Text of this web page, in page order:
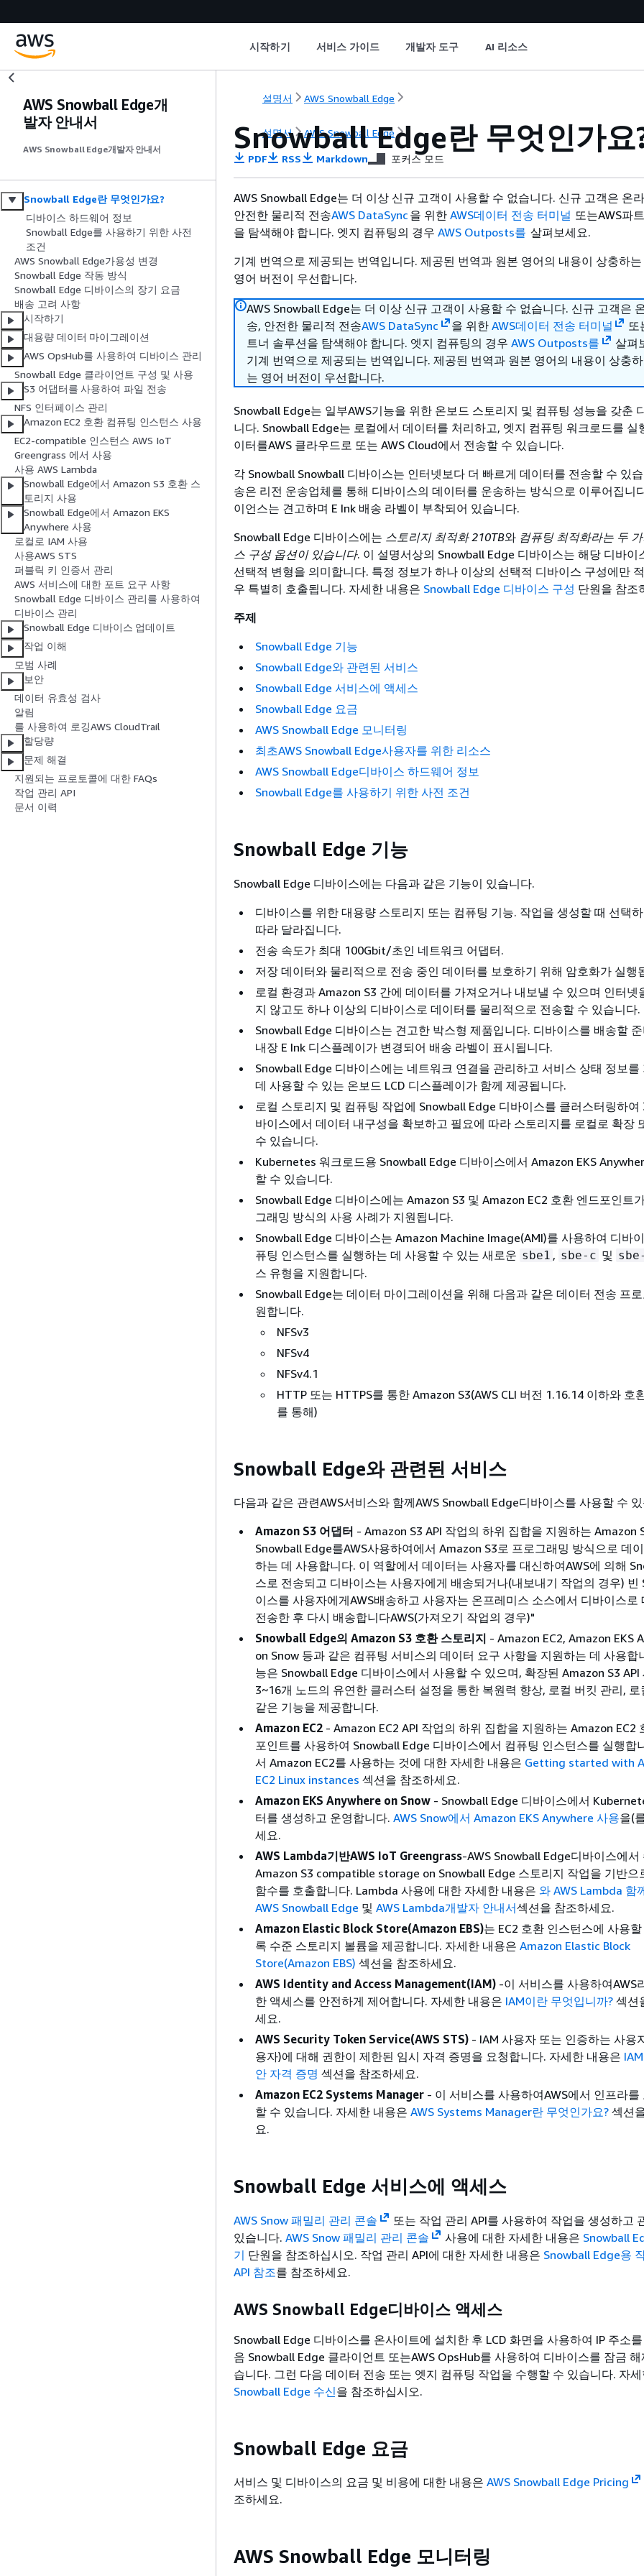
시작하기 서비스 가이드 개발자 도구 AI 리소스
AWS Snowball Edge개
발자 안내서
AWS Snowball Edge개발자 안내서
Snowball Edge란 무엇인가요?
디바이스 하드웨어 정보
Snowball Edge를 사용하기 위한 사전
조건
AWS Snowball Edge가용성 변경
Snowball Edge 작동 방식
Snowball Edge 디바이스의 장기 요금
배송 고려 사항
시작하기
대용량 데이터 마이그레이션
AWS OpsHub를 사용하여 디바이스 관리
Snowball Edge 클라이언트 구성 및 사용
S3 어댑터를 사용하여 파일 전송
NFS 인터페이스 관리
Amazon EC2 호환 컴퓨팅 인스턴스 사용
EC2-compatible 인스턴스 AWS IoT
Greengrass 에서 사용
사용 AWS Lambda
Snowball Edge에서 Amazon S3 호환 스
토리지 사용
Snowball Edge에서 Amazon EKS
Anywhere 사용
로컬로 IAM 사용
사용AWS STS
퍼블릭 키 인증서 관리
AWS 서비스에 대한 포트 요구 사항
Snowball Edge 디바이스 관리를 사용하여
디바이스 관리
Snowball Edge 디바이스 업데이트
작업 이해
모범 사례
보안
데이터 유효성 검사
알림
를 사용하여 로깅AWS CloudTrail
할당량
문제 해결
지원되는 프로토콜에 대한 FAQs
작업 관리 API
문서 이력
설명서 AWS Snowball Edge
설명서 AWS Snowball Edge
Snowball Edge란 무엇인가요
PDF RSS Markdown 포커스 모드
AWS Snowball Edge는 더 이상 신규 고객이 사용할 수 없습니다. 신규 고객은 온
안전한 물리적 전송AWS DataSync 을 위한 AWS데이터 전송 터미널 또는AWS파
을 탐색해야 합니다. 엣지 컴퓨팅의 경우 AWS Outposts를 살펴보세요.
기계 번역으로 제공되는 번역입니다. 제공된 번역과 원본 영어의 내용이 상충하
영어 버전이 우선합니다.
AWS Snowball Edge는 더 이상 신규 고객이 사용할 수 없습니다. 신규 고객은
송, 안전한 물리적 전송AWS DataSync 을 위한 AWS데이터 전송 터미널
또
트너 솔루션을 탐색해야 합니다. 엣지 컴퓨팅의 경우 AWS Outposts를
살펴
기계 번역으로 제공되는 번역입니다. 제공된 번역과 원본 영어의 내용이 상충
는 영어 버전이 우선합니다.
Snowball Edge는 일부AWS기능을 위한 온보드 스토리지 및 컴퓨팅 성능을 갖춘
니다. Snowball Edge는 로컬에서 데이터를 처리하고, 엣지 컴퓨팅 워크로드를 실
이터를AWS 클라우드로 또는 AWS Cloud에서 전송할 수 있습니다.
각 Snowball Snowball 디바이스는 인터넷보다 더 빠르게 데이터를 전송할 수 있
송은 리전 운송업체를 통해 디바이스의 데이터를 운송하는 방식으로 이루어집니
이언스는 견고하며 E Ink 배송 라벨이 부착되어 있습니다.
Snowball Edge 디바이스에는 스토리지 최적화 210TB와 컴퓨팅 최적화라는 두
스 구성 옵션이 있습니다. 이 설명서상의 Snowball Edge 디바이스는 해당 디바이
선택적 변형을 의미합니다. 특정 정보가 하나 이상의 선택적 디바이스 구성에만
우 특별히 호출됩니다. 자세한 내용은 Snowball Edge 디바이스 구성 단원을 참조
주제
Snowball Edge 기능
Snowball Edge와 관련된 서비스
Snowball Edge 서비스에 액세스
Snowball Edge 요금
AWS Snowball Edge 모니터링
최초AWS Snowball Edge사용자를 위한 리소스
AWS Snowball Edge디바이스 하드웨어 정보
Snowball Edge를 사용하기 위한 사전 조건
Snowball Edge 기능
Snowball Edge 디바이스에는 다음과 같은 기능이 있습니다.
디바이스를 위한 대용량 스토리지 또는 컴퓨팅 기능. 작업을 생성할 때 선택
따라 달라집니다.
전송 속도가 최대 100Gbit/초인 네트워크 어댑터.
저장 데이터와 물리적으로 전송 중인 데이터를 보호하기 위해 암호화가 실행
로컬 환경과 Amazon S3 간에 데이터를 가져오거나 내보낼 수 있으며 인터넷
지 않고도 하나 이상의 디바이스로 데이터를 물리적으로 전송할 수 있습니다.
Snowball Edge 디바이스는 견고한 박스형 제품입니다. 디바이스를 배송할
내장 E Ink 디스플레이가 변경되어 배송 라벨이 표시됩니다.
Snowball Edge 디바이스에는 네트워크 연결을 관리하고 서비스 상태 정보를
데 사용할 수 있는 온보드 LCD 디스플레이가 함께 제공됩니다.
로컬 스토리지 및 컴퓨팅 작업에 Snowball Edge 디바이스를 클러스터링하여
바이스에서 데이터 내구성을 확보하고 필요에 따라 스토리지를 로컬로 확장
수 있습니다.
Kubernetes 워크로드용 Snowball Edge 디바이스에서 Amazon EKS
할 수 있습니다.
Snowball Edge 디바이스에는 Amazon S3 및 Amazon EC2 호환 엔드포인트
그래밍 방식의 사용 사례가 지원됩니다.
Snowball Edge 디바이스는 Amazon Machine Image(AMI)를 사용하여 디바
퓨팅 인스턴스를 실행하는 데 사용할 수 있는 새로운 sbe1 , sbe-c 및
스 유형을 지원합니다.
Snowball Edge는 데이터 마이그레이션을 위해 다음과 같은 데이터 전송 프
원합니다.
NFSv3
NFSv4
NFSv4.1
HTTP 또는 HTTPS를 통한 Amazon S3(AWS CLI 버전 1.16.14 이하와 호
를 통해)
Snowball Edge와 관련된 서비스
다음과 같은 관련AWS서비스와 함께AWS Snowball Edge디바이스를 사용할 수
Amazon S3 어댑터 - Amazon S3 API 작업의 하위 집합을 지원하는 Amazon
Snowball Edge를AWS사용하여에서 Amazon S3로 프로그래밍 방식으로 데
하는 데 사용합니다. 이 역할에서 데이터는 사용자를 대신하여AWS에 의해
스로 전송되고 디바이스는 사용자에게 배송되거나(내보내기 작업의 경우) 빈
이스를 사용자에게AWS배송하고 사용자는 온프레미스 소스에서 디바이스로
전송한 후 다시 배송합니다AWS(가져오기 작업의 경우)"
Snowball Edge의 Amazon S3 호환 스토리지 - Amazon EC2, Amazon EKS
on Snow 등과 같은 컴퓨팅 서비스의 데이터 요구 사항을 지원하는 데 사용합
능은 Snowball Edge 디바이스에서 사용할 수 있으며, 확장된 Amazon S3 API
3~16개 노드의 유연한 클러스터 설정을 통한 복원력 향상, 로컬 버킷 관리,
같은 기능을 제공합니다.
Amazon EC2 - Amazon EC2 API 작업의 하위 집합을 지원하는 Amazon EC2
포인트를 사용하여 Snowball Edge 디바이스에서 컴퓨팅 인스턴스를 실행합
서 Amazon EC2를 사용하는 것에 대한 자세한 내용은 Getting started with
EC2 Linux instances 섹션을 참조하세요.
Amazon EKS Anywhere on Snow - Snowball Edge 디바이스에서
터를 생성하고 운영합니다. AWS Snow에서 Amazon EKS Anywhere 사용을(
세요.
AWS Lambda기반AWS IoT Greengrass-AWS Snowball Edge디바이스에서
Amazon S3 compatible storage on Snowball Edge 스토리지 작업을 기반으
함수를 호출합니다. Lambda 사용에 대한 자세한 내용은 와 AWS Lambda 함
AWS Snowball Edge 및 AWS Lambda개발자 안내서섹션을 참조하세요.
Amazon Elastic Block Store(Amazon EBS)는 EC2 호환 인스턴스에 사용
록 수준 스토리지 볼륨을 제공합니다. 자세한 내용은 Amazon Elastic Block
Store(Amazon EBS) 섹션을 참조하세요.
AWS Identity and Access Management(IAM) -이 서비스를 사용하여AWS
한 액세스를 안전하게 제어합니다. 자세한 내용은 IAM이란 무엇입니까? 섹션
세요.
AWS Security Token Service(AWS STS) - IAM 사용자 또는 인증하는 사용
용자)에 대해 권한이 제한된 임시 자격 증명을 요청합니다. 자세한 내용은
안 자격 증명 섹션을 참조하세요.
Amazon EC2 Systems Manager - 이 서비스를 사용하여AWS에서 인프라를
할 수 있습니다. 자세한 내용은 AWS Systems Manager란 무엇인가요? 섹션
요.
Snowball Edge 서비스에 액세스
AWS Snow 패밀리 관리 콘솔
또는 작업 관리 API를 사용하여 작업을 생성하고
있습니다. AWS Snow 패밀리 관리 콘솔 사용에 대한 자세한 내용은 Snowball
기 단원을 참조하십시오. 작업 관리 API에 대한 자세한 내용은 Snowball Edge용
API 참조를 참조하세요.
AWS Snowball Edge디바이스 액세스
Snowball Edge 디바이스를 온사이트에 설치한 후 LCD 화면을 사용하여 IP 주소
음 Snowball Edge 클라이언트 또는AWS OpsHub를 사용하여 디바이스를 잠금 해
습니다. 그런 다음 데이터 전송 또는 엣지 컴퓨팅 작업을 수행할 수 있습니다. 자
Snowball Edge 수신을 참조하십시오.
Snowball Edge 요금
서비스 및 디바이스의 요금 및 비용에 대한 내용은 AWS Snowball Edge Pricing
조하세요.
AWS Snowball Edge 모니터링